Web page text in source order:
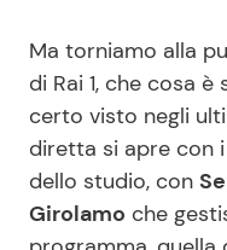
Redazione
Contattaci
Pubblicità
Privacy Policy
Ma torniamo alla
di Rai 1, che cosa
certo visto negli
diretta si apre con
dello studio, con
Girolamo che